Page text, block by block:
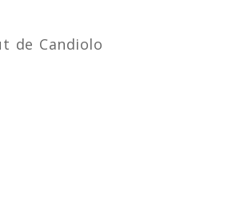
de Candiolo